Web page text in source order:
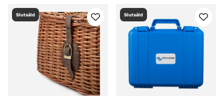
Slutsåld Slutsåld